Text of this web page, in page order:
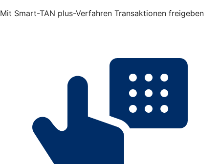
Mit Smart-TAN plus-Verfahren Transaktionen freigeben